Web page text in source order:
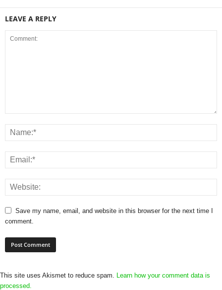
LEAVE A REPLY
Save my name, email, and website in this browser for the next time I
comment.
This site uses Akismet to reduce spam. Learn how your comment data is
processed.